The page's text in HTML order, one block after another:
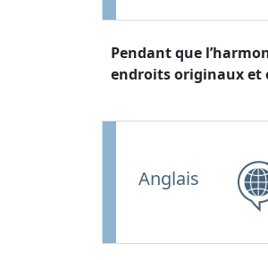
Pendant que
endroits originaux et
Anglais